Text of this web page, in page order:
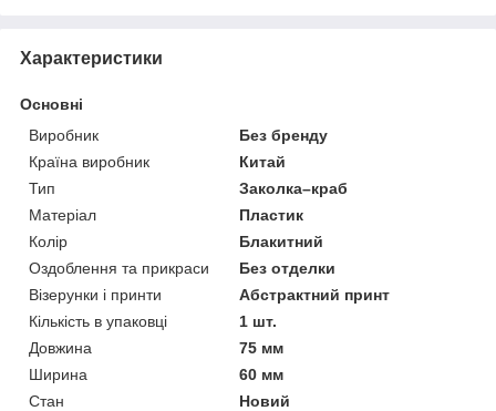
Характеристики
Основні
Виробник
Без бренду
Країна виробник
Китай
Тип
Заколка–краб
Матеріал
Пластик
Колір
Блакитний
Оздоблення та прикраси
Без отделки
Візерунки і принти
Абстрактний принт
Кількість в упаковці
1 шт.
Довжина
75 мм
Ширина
60 мм
Стан
Новий